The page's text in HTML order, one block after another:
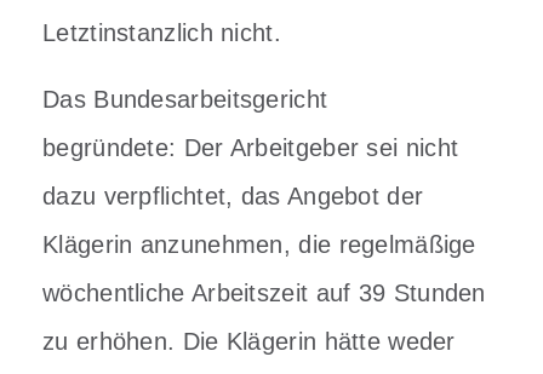
Letztinstanzlich nicht.
Das Bundesarbeitsgericht
begründete: Der Arbeitgeber sei nicht
dazu verpflichtet, das Angebot der
Klägerin anzunehmen, die regelmäßige
wöchentliche Arbeitszeit auf 39 Stunden
zu erhöhen. Die Klägerin hätte weder